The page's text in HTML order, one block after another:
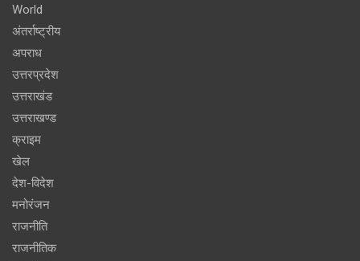
World
अंतर्राष्ट्रीय
अपराध
उत्तरप्रदेश
उत्तराखंड
उत्तराखण्ड
क्राइम
खेल
देश-विदेश
मनोरंजन
राजनीति
राजनीतिक